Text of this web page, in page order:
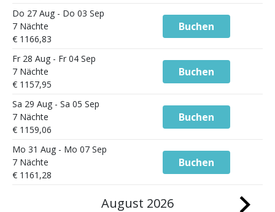
Do 27 Aug - Do 03 Sep
7 Nächte
€ 1166,83
Buchen
Fr 28 Aug - Fr 04 Sep
7 Nächte
€ 1157,95
Buchen
Sa 29 Aug - Sa 05 Sep
7 Nächte
€ 1159,06
Buchen
Mo 31 Aug - Mo 07 Sep
7 Nächte
€ 1161,28
Buchen
August 2026